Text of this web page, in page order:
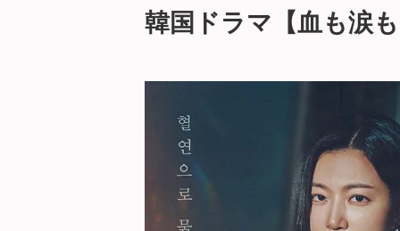
韓国ドラマ【血も涙